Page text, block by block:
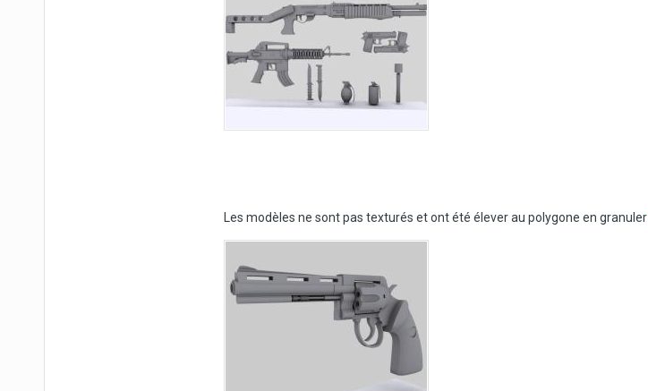
Les modèles ne sont pas texturés et ont été élever au polygone en granuler